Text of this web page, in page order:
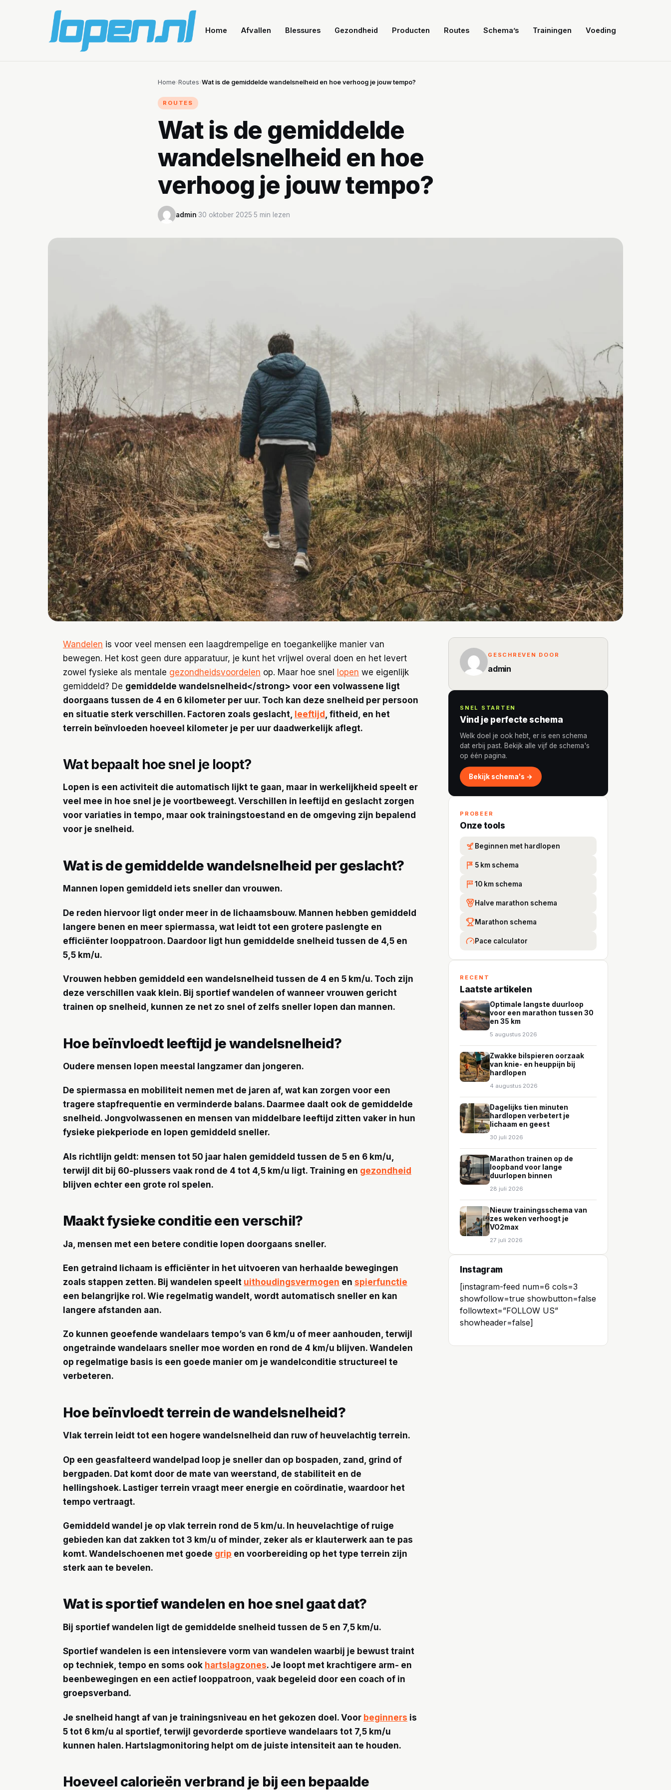
Home Afvallen Blessures Gezondheid Producten Routes Schema’s Trainingen Voeding
Home›Routes›Wat is de gemiddelde wandelsnelheid en hoe verhoog je jouw tempo?
ROUTES
Wat is de gemiddelde
wandelsnelheid en hoe
verhoog je jouw tempo?
admin·30 oktober 2025·5 min lezen
Wandelen is voor veel mensen een laagdrempelige en toegankelijke manier van
bewegen. Het kost geen dure apparatuur, je kunt het vrijwel overal doen en het levert
zowel fysieke als mentale gezondheidsvoordelen op. Maar hoe snel lopen we eigenlijk
gemiddeld? De gemiddelde wandelsnelheid<​/strong> voor een volwassene ligt
doorgaans tussen de 4 en 6 kilometer per uur. Toch kan deze snelheid per persoon
en situatie sterk verschillen. Factoren zoals geslacht, leeftijd , fitheid, en het
terrein beïnvloeden hoeveel kilometer je per uur daadwerkelijk aflegt.
Wat bepaalt hoe snel je loopt?
Lopen is een activiteit die automatisch lijkt te gaan, maar in werkelijkheid speelt er
veel mee in hoe snel je je voortbeweegt. Verschillen in leeftijd en geslacht zorgen
voor variaties in tempo, maar ook trainingstoestand en de omgeving zijn bepalend
voor je snelheid.
Wat is de gemiddelde wandelsnelheid per geslacht?
Mannen lopen gemiddeld iets sneller dan vrouwen.
De reden hiervoor ligt onder meer in de lichaamsbouw. Mannen hebben gemiddeld
langere benen en meer spiermassa, wat leidt tot een grotere paslengte en
efficiënter looppatroon. Daardoor ligt hun gemiddelde snelheid tussen de 4,5 en
5,5 km/u.
Vrouwen hebben gemiddeld een wandelsnelheid tussen de 4 en 5 km/u. Toch zijn
deze verschillen vaak klein. Bij sportief wandelen of wanneer vrouwen gericht
trainen op snelheid, kunnen ze net zo snel of zelfs sneller lopen dan mannen.
Hoe beïnvloedt leeftijd je wandelsnelheid?
Oudere mensen lopen meestal langzamer dan jongeren.
De spiermassa en mobiliteit nemen met de jaren af, wat kan zorgen voor een
tragere stapfrequentie en verminderde balans. Daarmee daalt ook de gemiddelde
snelheid. Jongvolwassenen en mensen van middelbare leeftijd zitten vaker in hun
fysieke piekperiode en lopen gemiddeld sneller.
Als richtlijn geldt: mensen tot 50 jaar halen gemiddeld tussen de 5 en 6 km/u,
terwijl dit bij 60-plussers vaak rond de 4 tot 4,5 km/u ligt. Training en gezondheid
blijven echter een grote rol spelen.
Maakt fysieke conditie een verschil?
Ja, mensen met een betere conditie lopen doorgaans sneller.
Een getraind lichaam is efficiënter in het uitvoeren van herhaalde bewegingen
zoals stappen zetten. Bij wandelen speelt uithoudingsvermogen en spierfunctie
een belangrijke rol. Wie regelmatig wandelt, wordt automatisch sneller en kan
langere afstanden aan.
Zo kunnen geoefende wandelaars tempo’s van 6 km/u of meer aanhouden, terwijl
ongetrainde wandelaars sneller moe worden en rond de 4 km/u blijven. Wandelen
op regelmatige basis is een goede manier om je wandelconditie structureel te
verbeteren.
Hoe beïnvloedt terrein de wandelsnelheid?
Vlak terrein leidt tot een hogere wandelsnelheid dan ruw of heuvelachtig terrein.
Op een geasfalteerd wandelpad loop je sneller dan op bospaden, zand, grind of
bergpaden. Dat komt door de mate van weerstand, de stabiliteit en de
hellingshoek. Lastiger terrein vraagt meer energie en coördinatie, waardoor het
tempo vertraagt.
Gemiddeld wandel je op vlak terrein rond de 5 km/u. In heuvelachtige of ruige
gebieden kan dat zakken tot 3 km/u of minder, zeker als er klauterwerk aan te pas
komt. Wandelschoenen met goede grip en voorbereiding op het type terrein zijn
sterk aan te bevelen.
Wat is sportief wandelen en hoe snel gaat dat?
Bij sportief wandelen ligt de gemiddelde snelheid tussen de 5 en 7,5 km/u.
Sportief wandelen is een intensievere vorm van wandelen waarbij je bewust traint
op techniek, tempo en soms ook hartslagzones. Je loopt met krachtigere arm- en
beenbewegingen en een actief looppatroon, vaak begeleid door een coach of in
groepsverband.
Je snelheid hangt af van je trainingsniveau en het gekozen doel. Voor beginners is
5 tot 6 km/u al sportief, terwijl gevorderde sportieve wandelaars tot 7,5 km/u
kunnen halen. Hartslagmonitoring helpt om de juiste intensiteit aan te houden.
Hoeveel calorieën verbrand je bij een bepaalde
GESCHREVEN DOOR
admin
SNEL STARTEN
Vind je perfecte schema
Welk doel je ook hebt, er is een schema
dat erbij past. Bekijk alle vijf de schema's
op één pagina.
Bekijk schema's →
PROBEER
Onze tools
Beginnen met hardlopen
5K 5 km schema
10 10 km schema
Halve marathon schema
Marathon schema
Pace calculator
RECENT
Laatste artikelen
Optimale langste duurloop
voor een marathon tussen 30
en 35 km
5 augustus 2026
Zwakke bilspieren oorzaak
van knie- en heuppijn bij
hardlopen
4 augustus 2026
Dagelijks tien minuten
hardlopen verbetert je
lichaam en geest
30 juli 2026
Marathon trainen op de
loopband voor lange
duurlopen binnen
28 juli 2026
Nieuw trainingsschema van
zes weken verhoogt je
VO2max
27 juli 2026
Instagram
[instagram-feed num=6 cols=3
showfollow=true showbutton=false
followtext=”FOLLOW US”
showheader=false]